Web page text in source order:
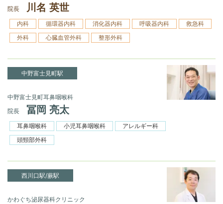
院長
川名 英世
内科 循環器内科 消化器内科 呼吸器内科
救急科
外科
心臓血管外科 整形外科
中野富士見町駅
中野富士見町耳鼻咽喉科
院長
冨岡 亮太
耳鼻咽喉科 小児耳鼻咽喉科
アレルギー科
頭頸部外科
西川口駅/蕨駅
かわぐち泌尿器科クリニック